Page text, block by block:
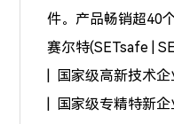
件。产品畅销超40
赛尔特(SETsafe |
| 国家级高新技术企
| 国家级专精特新企